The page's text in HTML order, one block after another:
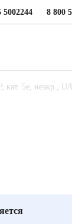
5002244 8 800
5е, неэкр.,